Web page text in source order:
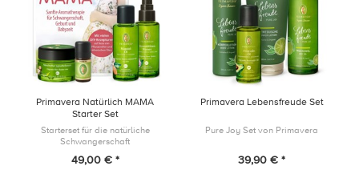
Primavera Natürlich MAMA
Starter Set
Starterset für die natürliche
Schwangerschaft
49,00 € *
Primavera Lebensfreude Set
Pure Joy Set von Primavera
39,90 € *